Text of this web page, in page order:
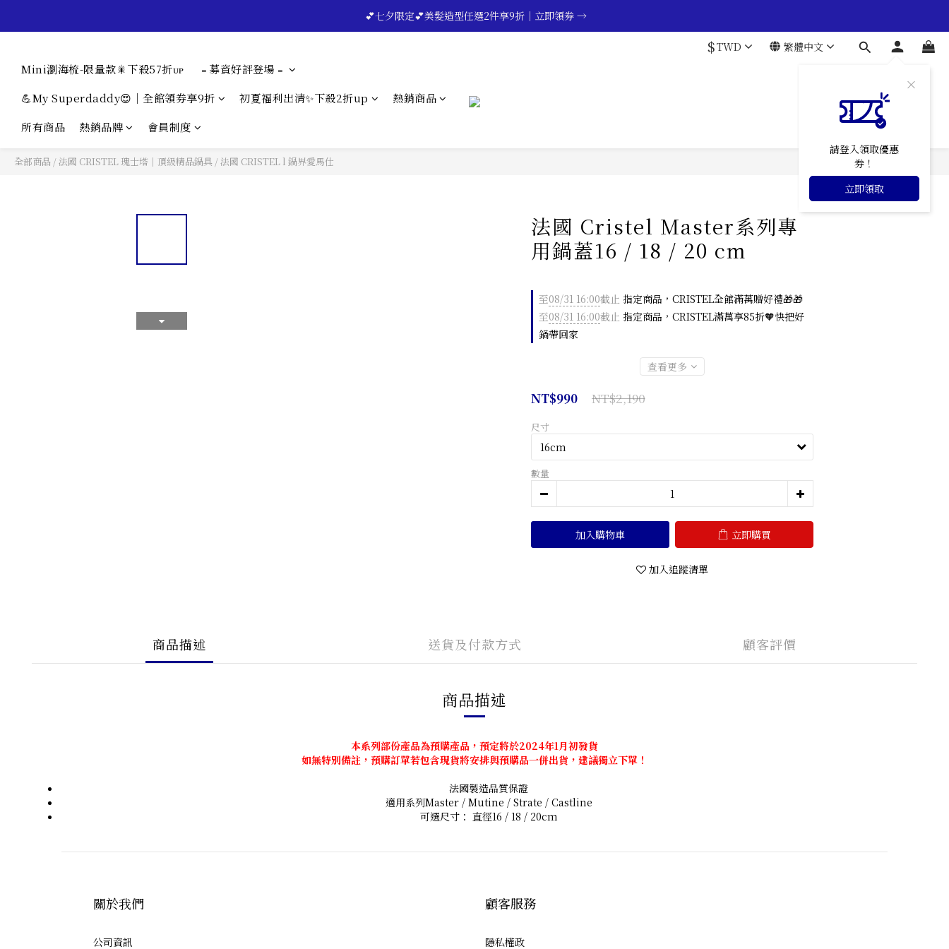
🔥💪My Superdad😍｜全館領券享9折｜立即領券 →
💕七夕限定💕美髮造型任選2件享9折｜立即領券 →
$TWD 繁體中文
請登入領取優惠
券！
立即領取
Mini瀏海梳-限量款🎇下殺57折ᴜᴘ
﹦募資好評登場﹦
💪My Superdaddy😍｜全館領券享9折
初夏福利出清✨下殺2折up
熱銷商品
所有商品
熱銷品牌 會員制度
全部商品 /法國 CRISTEL 瑰士塔｜頂級精品鍋具 /法國 CRISTEL l 鍋界愛馬仕
法國 Cristel Master系列專
用鍋蓋16 / 18 / 20 cm
至08/31 16:00截止 指定商品，CRISTEL全館滿萬贈好禮🎁🎁
至08/31 16:00截止 指定商品，CRISTEL滿萬享85折🧡快把好
鍋帶回家
查看更多
NT$2,190
NT$990
尺寸
數量
加入購物車 立即購買
加入追蹤清單
商品描述 送貨及付款方式 顧客評價
商品描述
本系列部份產品為預購產品，預定將於2024年1月初發貨
如無特別備註，預購訂單若包含現貨將安排與預購品一併出貨，建議獨立下單！
法國製造品質保證
適用系列Master / Mutine / Strate / Castline
可選尺寸： 直徑16 / 18 / 20cm
立即購買
關於我們
公司資訊
顧客服務
隱私權政